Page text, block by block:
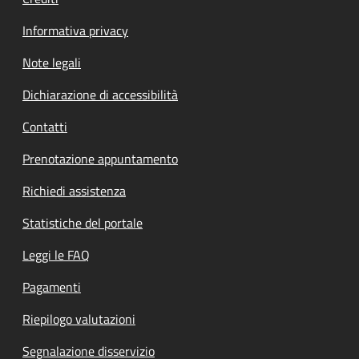
Informativa privacy
Note legali
Dichiarazione di accessibilità
Contatti
Prenotazione appuntamento
Richiedi assistenza
Statistiche del portale
Leggi le FAQ
Pagamenti
Riepilogo valutazioni
Segnalazione disservizio